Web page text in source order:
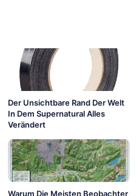
Der Unsichtbare Rand Der Welt
In Dem Supernatural Alles
Verändert
Warum Die Meisten Beobachter